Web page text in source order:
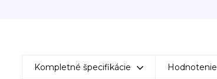
Kompletné špecifikácie Hodnotenie